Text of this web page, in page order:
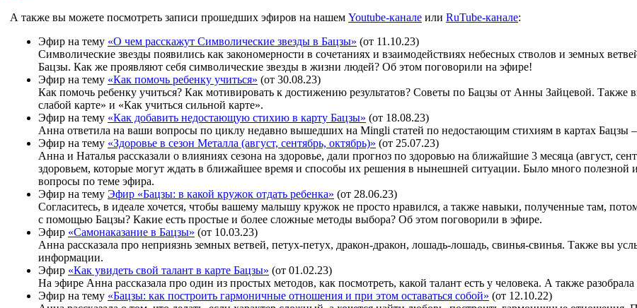
А также вы можете посмотреть записи прошедших эфиров на нашем Youtube-канале или RuTube-канале:
Эфир на тему «О чем расскажут Символические звезды в Бацзы» (от 11.10.23)
Символические звезды появились как закономерности в сочетаниях и взаимодействиях небесных стволов и земных
Бацзы. Как же проявляют себя символические звезды в жизни людей? Об этом поговорили на эфире!
Эфир на тему «Как помочь ребенку учиться» (от 30.08.23)
Как помочь ребенку учиться? Как мотивировать к достижению результатов? Советы по Бацзы от Анны Зайцевой. Также
слабой карте» и «Как учиться сильной карте».
Эфир на тему «Как добавить недостающую стихию в карту Бацзы» (от 18.08.23)
Анна ответила на ваши вопросы по циклу недавно вышедших на Mingli статей по недостающим стихиям в картах Бацзы
Эфир на тему «Здоровье в сезон Металла (август, сентябрь, октябрь)» (от 25.07.23)
Анна и Наталья рассказали о влияниях сезона на здоровье, дали прогноз по здоровью на ближайшие 3 месяца (август,
здоровьем, которые могут ждать в ближайшее время и способы их решения в нынешней ситуации. Было много
вопросы по теме эфира.
Эфир на тему Эфир «Бацзы: в какой кружок отдать ребенка» (от 28.06.23)
Согласитесь, в идеале хочется, чтобы вашему малышу кружок не просто нравился, а также навыки, полученные там,
с помощью Бацзы? Какие есть простые и более сложные методы выбора? Об этом поговорили в эфире.
Эфир «Самонаказание в Бацзы» (от 10.03.23)
Анна рассказала про неприязнь земных ветвей, петух-петух, дракон-дракон, лошадь-лошадь, свинья-свинья. Также вы
информации.
Эфир «Как увидеть свой талант в карте Бацзы» (от 01.02.23)
На эфире Анна рассказала про один из простых методов, как посмотреть, какой талант есть у человека. А также
Эфир на тему «Бацзы: как построить гармоничные отношения и при этом оставаться собой» (от 12.10.22)